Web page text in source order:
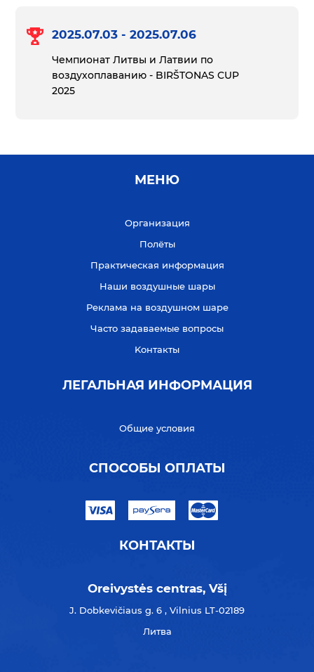
2025.07.03 - 2025.07.06
Чемпионат Литвы и Латвии по
воздухоплаванию - BIRŠTONAS CUP
2025
МЕНЮ
Организация
Полёты
Практическая информация
Наши воздушные шары
Реклама на воздушном шаре
Часто задаваемые вопросы
Kонтакты
ЛЕГАЛЬНАЯ ИНФОРМАЦИЯ
Общие условия
СПОСОБЫ ОПЛАТЫ
КОНТАКТЫ
Oreivystės centras, Všį
J. Dobkevičiaus g. 6 , Vilnius LT-02189
Литва